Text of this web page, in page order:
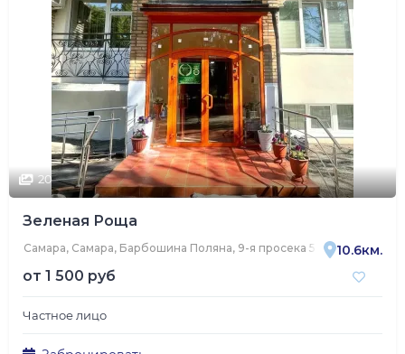
20
Зеленая Роща
Самара, Самара, Барбошина Поляна, 9-я просека 5-я линия, 1А
10.6км.
от 1 500 руб
Частное лицо